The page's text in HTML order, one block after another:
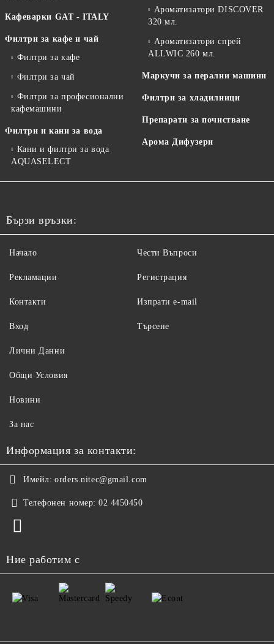
Кафеварки GAT - ITALY
Филтри за кафе и чай
Филтри за кафе
Филтри за чай
Филтри за професионални
кафемашини
Филтри и кани за вода
Кани и филтри за вода
AQUASELECT
Ароматизатори DISCOVER
320 мл.
Ароматизатори спрей
ALLWIC 260 мл.
Маркучи за перални машини
Филтри за хладилници
Препарати за почистване
Арома Дифузери
Бързи връзки:
Начало
Рекламации
Контакти
Вход
Чести Въпроси
Регистрация
Изпрати e-mail
Търсене
Лични Данни
Общи Условия
Новини
За нас
Информация за контакти:
Имейл: orders.nitec@gmail.com
Телефонен номер: 02 4450450
Ние работим с